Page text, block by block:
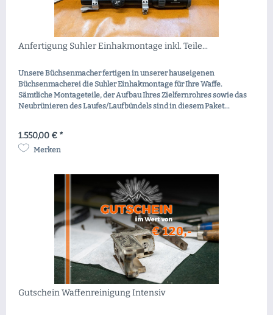
Anfertigung Suhler Einhakmontage inkl. Teile...
Unsere Büchsenmacher fertigen in unserer hauseigenen
Büchsenmacherei die Suhler Einhakmontage für Ihre Waffe.
Sämtliche Montageteile, der Aufbau Ihres Zielfernrohres sowie das
Neubrünieren des Laufes/Laufbündels sind in diesem Paket...
1.550,00 € *
Merken
Gutschein Waffenreinigung Intensiv